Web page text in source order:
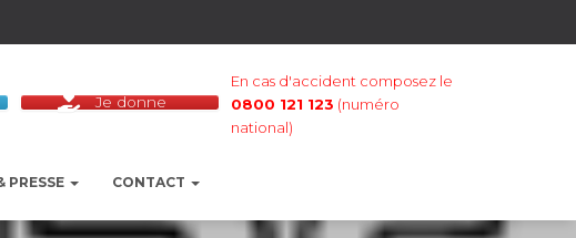
Je donne
En cas d'accident composez le
0800 121 123 (numéro
national)
PRESSE CONTACT